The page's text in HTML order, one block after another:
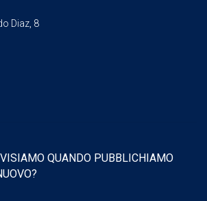
Diaz, 8
QUANDO PUBBLICHIAMO